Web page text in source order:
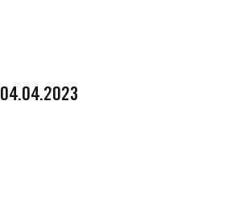
04.04.2023